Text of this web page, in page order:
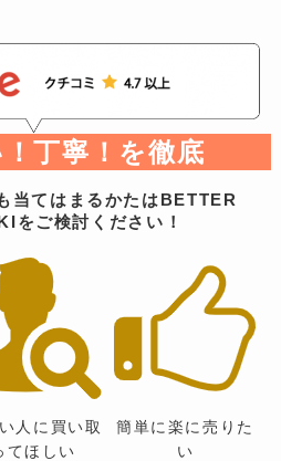
丁寧！を徹底
当てはまるかたはBETTER
をご検討ください！
人に買い取
てほしい
簡単に楽に売りた
い